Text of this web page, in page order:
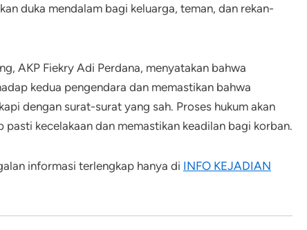
duka mendalam bagi keluarga, teman, dan rekan-
AKP Fiekry Adi Perdana, menyatakan bahwa
kedua pengendara dan memastikan bahwa
dengan surat-surat yang sah. Proses hukum akan
kecelakaan dan memastikan keadilan bagi korban.
informasi terlengkap hanya di INFO KEJADIAN